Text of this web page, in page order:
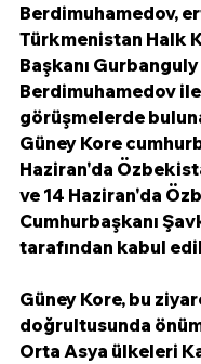
Berdimuhamedov,
Türkmenistan Halk
Başkanı Gurbanguly
Berdimuhamedov ile
görüşmelerde
Güney Kore
Haziran'da
ve 14 Haziran'da
Cumhurbaşkanı
tarafından kabul
Güney Kore, bu
doğrultusunda
Orta Asya ülkeleri